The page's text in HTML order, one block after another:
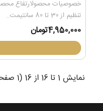
خصوصیات محصولارتفاع
تنظیم از 30 تا 80 سانتیمت..
4,950,000تومان
نمایش 1 تا 16 از 16 (1 صفحه)